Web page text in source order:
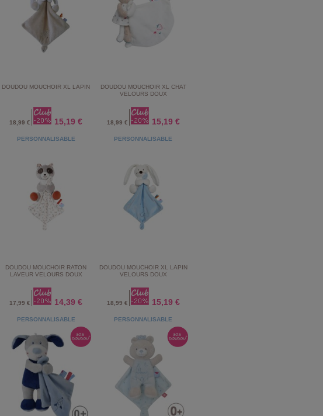
DOUDOU MOUCHOIR XL LAPIN
18,99 € 15,19 €
DOUDOU MOUCHOIR XL CHAT
VELOURS DOUX
18,99 € 15,19 €
DOUDOU MOUCHOIR RATON
LAVEUR VELOURS DOUX
PERSONNALISABLE
17,99 € 14,39 €
DOUDOU MOUCHOIR XL LAPIN
VELOURS DOUX
PERSONNALISABLE
18,99 € 15,19 €
PERSONNALISABLE PERSONNALISABLE